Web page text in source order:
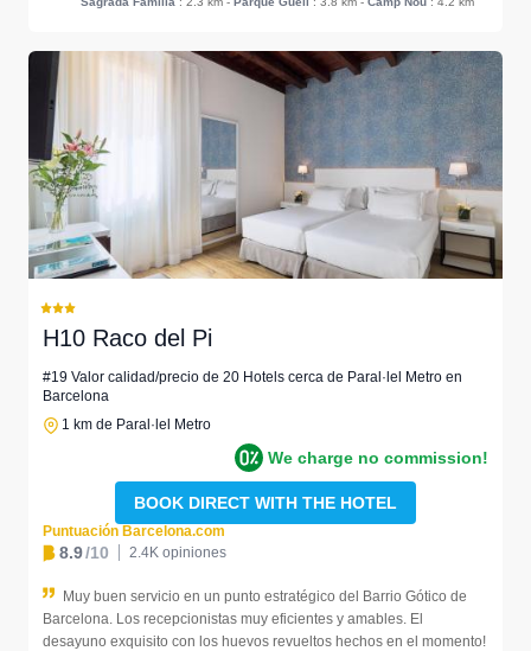
H10 Raco del Pi
#19 Valor calidad/precio de 20 Hotels cerca de Paral·lel Metro en
Barcelona
1 km de Paral·lel Metro
We charge no commission!
BOOK DIRECT WITH THE HOTEL
Puntuación Barcelona.com
8.9/10 2.4K opiniones
Muy buen servicio en un punto estratégico del Barrio Gótico de
Barcelona. Los recepcionistas muy eficientes y amables. El
desayuno exquisito con los huevos revueltos hechos en el momento!